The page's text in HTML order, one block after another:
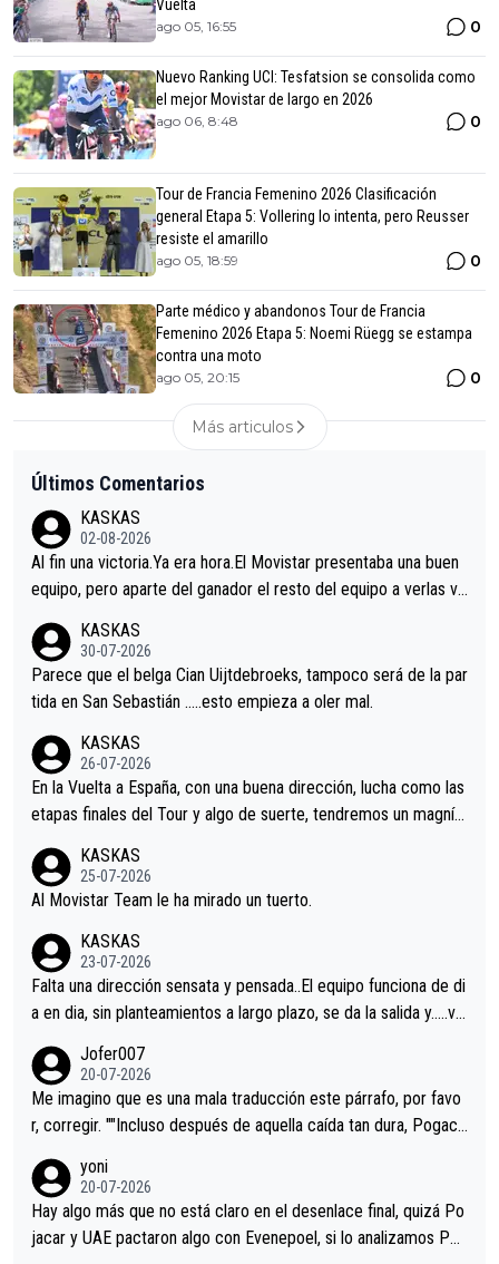
Vuelta
ago 05, 16:55 0
Nuevo Ranking UCI: Tesfatsion se consolida como
el mejor Movistar de largo en 2026
ago 06, 8:48 0
Tour de Francia Femenino 2026 Clasificación
general Etapa 5: Vollering lo intenta, pero Reusser
resiste el amarillo
ago 05, 18:59 0
Parte médico y abandonos Tour de Francia
Femenino 2026 Etapa 5: Noemi Rüegg se estampa
contra una moto
ago 05, 20:15 0
Más articulos
Últimos Comentarios
KASKAS
02-08-2026
Al fin una victoria.Ya era hora.El Movistar presentaba una buen
equipo, pero aparte del ganador el resto del equipo a verlas ve
s.La única buena noticia es la mejoría de Enric Más en San Seb
astian.Si en la Vuelta a Burgos sigue la mejoría, podríamos ten
er alguna sorpresa en la Vuelta.Ojalá.
KASKAS
30-07-2026
Parece que el belga Cian Uijtdebroeks, tampoco será de la par
tida en San Sebastián …..esto empieza a oler mal.
KASKAS
26-07-2026
En la Vuelta a España, con una buena dirección, lucha como las
etapas finales del Tour y algo de suerte, tendremos un magnífi
KASKAS
25-07-2026
Al Movistar Team le ha mirado un tuerto.
KASKAS
23-07-2026
Falta una dirección sensata y pensada..El equipo funciona de di
a en dia, sin planteamientos a largo plazo, se da la salida y…..ve
Minguez, Velez etc etc.Me da pena vivir estos momentos tan
tristes sin victorias.
Jofer007
20-07-2026
Me imagino que es una mala traducción este párrafo, por favo
r, corregir. ""Incluso después de aquella caída tan dura, Pogaca
permaneció pegado a su rueda. Parecía increíble la forma en l
a que era capaz de controlar el miedo", recordó."
yoni
20-07-2026
Hay algo más que no está claro en el desenlace final, quizá Po
jacar y UAE pactaron algo con Evenepoel, si lo analizamos Poj